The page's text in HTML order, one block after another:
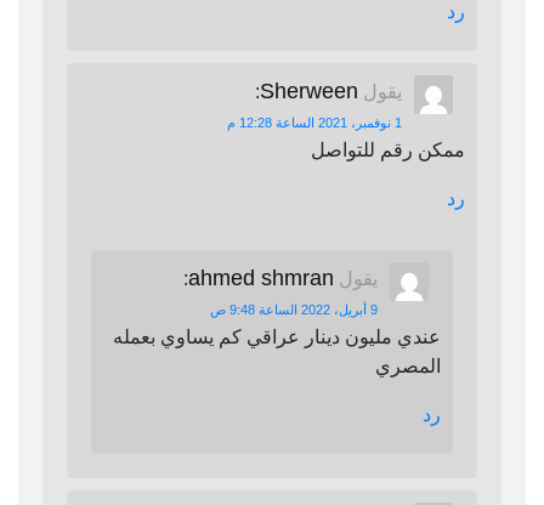
رد
يقول Sherween
:
1 نوفمبر، 2021 الساعة 12:28 م
ممكن رقم للتواصل
رد
يقول ahmed shmran
:
9 أبريل، 2022 الساعة 9:48 ص
عندي مليون دينار عراقي كم يساوي بعمله
المصري
رد